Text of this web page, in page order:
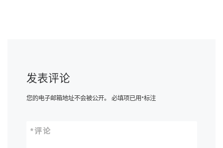
发表评论
您的电子邮箱地址不会被公开。 必填项已用*标注
评论
*